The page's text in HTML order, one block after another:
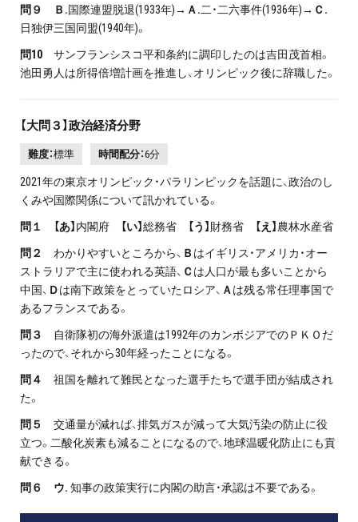
問９ Ｂ.国際連盟脱退(1933年)→ Ａ.二・二六事件(1936年)→ Ｃ.
日独伊三国同盟(1940年)。
問10 サンフランシスコ平和条約に調印したのは吉田茂首相。
池田勇人は所得倍増計画を推進し、オリンピック後に辞職した。
【大問３】政治経済分野
難度：標準 時間配分：6分
2021年の東京オリンピック・パラリンピックを話題に、政治のし
くみや国際関係について訊かれている。
問１ 【あ】 内閣府 【い】総務省 【う】 財務省 【え】 農林水産省
問２ わかりやすいところから、 Ｂ はイギリス・アメリカ・オー
ストラリアで主に使われる英語、 Ｃは人口が最も多いことから
中国、 Ｄは南下政策をとっていたロシア、 Ａ は残る常任理事国で
あるフランスである。
問３
自衛隊初の海外派遣は1992年のカンボジアでのＰＫＯだ
ったので、それから30年経ったことになる。
問４
祖国を離れて難民となった選手たちで選手団が結成され
た。
問５
交通量が減れば、排気ガスが減って大気汚染の防止に役
立つ。二酸化炭素も減ることになるので、地球温暖化防止にも貢
献できる。
問６ ウ. 知事の政策実行に内閣の助言・承認は不要である。